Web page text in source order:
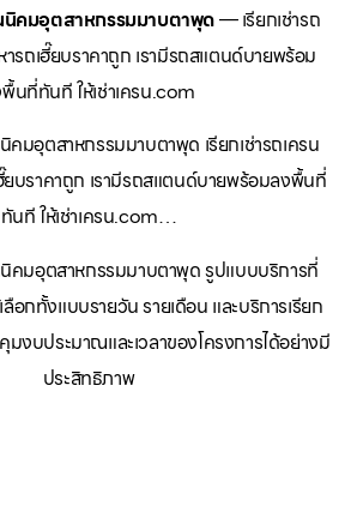
นิคมอุตสาหกรรมมาบตาพุด— เรียกเช่ารถ
รถเฮี๊ยบราคาถูก เรามีรถสแตนด์บายพร้อม
นที่ทันที ให้เช่าเครน.com
คมอุตสาหกรรมมาบตาพุด เรียกเช่ารถเครน
ยบราคาถูก เรามีรถสแตนด์บายพร้อมลงพื้นที่
ทันที ให้เช่าเครน.com…
นิคมอุตสาหกรรมมาบตาพุด รูปแบบบริการที่
อกทั้งแบบรายวัน รายเดือน และบริการเรียก
งบประมาณและเวลาของโครงการได้อย่างมี
ประสิทธิภาพ